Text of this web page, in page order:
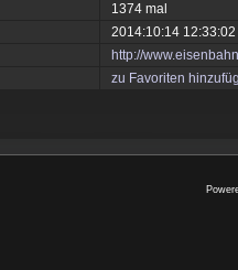
1374 mal
2014:10:14 12:33:02
http://
zu Favoriten